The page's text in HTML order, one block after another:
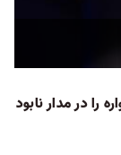
۴۰ ماهواره را در مدار نابود